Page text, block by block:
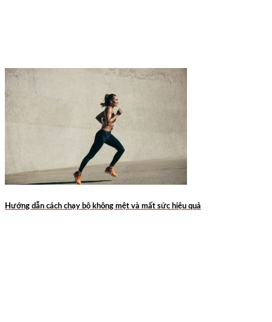
Hướng dẫn cách chạy bộ không mệt và mất sức hiệu quả